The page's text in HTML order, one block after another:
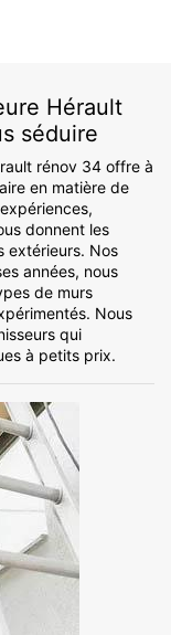
Hérault
séduire
rénov 34 offre à
en matière de
donnent les
extérieurs. Nos
années, nous
de murs
Nous
qui
à petits prix.